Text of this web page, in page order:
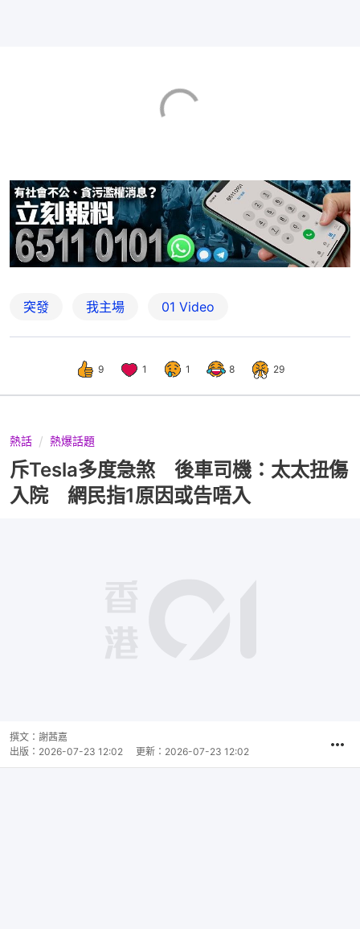
突發 我主場 01 Video
9 1 1 8 29
熱話 熱爆話題
斥Tesla多度急煞 後車司機：太太扭傷
入院 網民指1原因或告唔入
撰文： 謝茜嘉
出版： 2026-07-23 12:02 更新： 2026-07-23 12:02